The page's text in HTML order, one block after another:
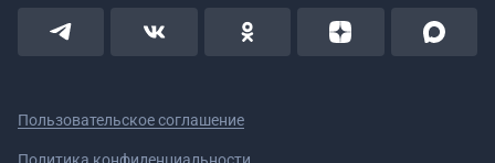
Пользовательское соглашение